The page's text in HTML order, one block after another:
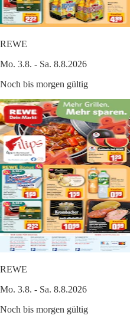
REWE
Mo. 3.8. - Sa. 8.8.2026
Noch bis morgen gültig
REWE
Mo. 3.8. - Sa. 8.8.2026
Noch bis morgen gültig